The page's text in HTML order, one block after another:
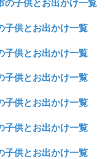
の子供とお出かけ一覧
子供とお出かけ一覧
子供とお出かけ一覧
子供とお出かけ一覧
子供とお出かけ一覧
子供とお出かけ一覧
子供とお出かけ一覧